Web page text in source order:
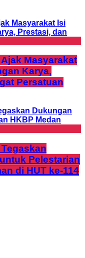
Masyarakat
Karya,
Persatuan
Pelestarian
di HUT ke-114